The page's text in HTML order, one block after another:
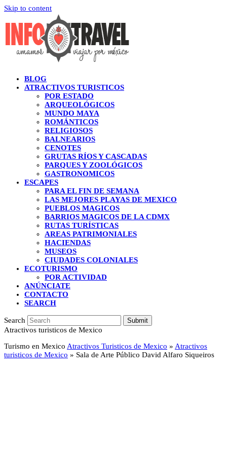
Skip to content
BLOG
ATRACTIVOS TURISTICOS
POR ESTADO
ARQUEOLÓGICOS
MUNDO MAYA
ROMÁNTICOS
RELIGIOSOS
BALNEARIOS
CENOTES
GRUTAS RÍOS Y CASCADAS
PARQUES Y ZOOLÓGICOS
GASTRONOMICOS
ESCAPES
PARA EL FIN DE SEMANA
LAS MEJORES PLAYAS DE MEXICO
PUEBLOS MAGICOS
BARRIOS MAGICOS DE LA CDMX
RUTAS TURÍSTICAS
AREAS PATRIMONIALES
HACIENDAS
MUSEOS
CIUDADES COLONIALES
ECOTURISMO
POR ACTIVIDAD
ANÚNCIATE
CONTACTO
SEARCH
Search Submit
Atractivos turisticos de Mexico
Turismo en Mexico Atractivos Turisticos de Mexico » Atractivos
turisticos de Mexico » Sala de Arte Público David Alfaro Siqueiros